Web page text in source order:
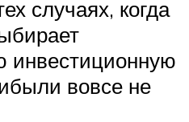
случаях, когда
инвестиционную
вовсе не